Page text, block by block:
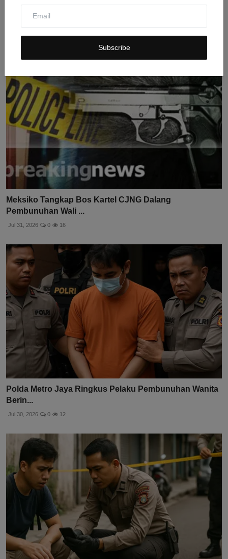
Subscribe
Jul 30, 2026 0 8
Meksiko Tangkap Bos Kartel CJNG Dalang
Pembunuhan Wali ...
Jul 31, 2026 0 16
Polda Metro Jaya Ringkus Pelaku Pembunuhan Wanita
Berin...
Jul 30, 2026 0 12